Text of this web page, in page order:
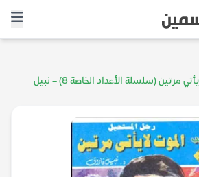
تحميل رواية الموت لا يأتي مرتين (سلسلة الأعداد الخاصة 8) – نبيل